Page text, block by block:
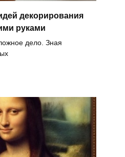
декорирования
руками
дело. Зная